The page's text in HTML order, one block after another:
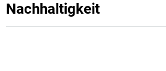
Nachhaltigkeit